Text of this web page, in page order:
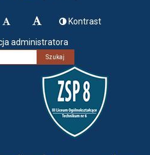
Kontrast
administratora